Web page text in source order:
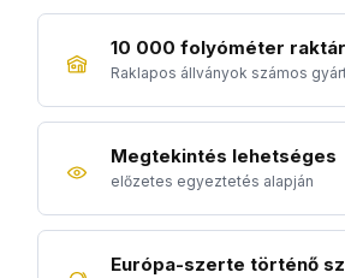
10 000 folyóméter
Raklapos állványok számos
Megtekintés lehetséges
előzetes egyeztetés alapján
Európa-szerte történő